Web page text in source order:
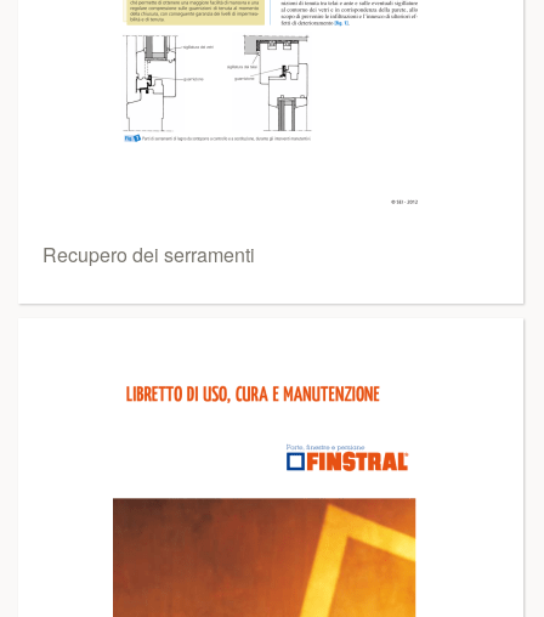
Recupero dei serramenti